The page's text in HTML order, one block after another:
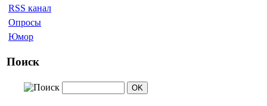
RSS канал
Опросы
Юмор
Поиск